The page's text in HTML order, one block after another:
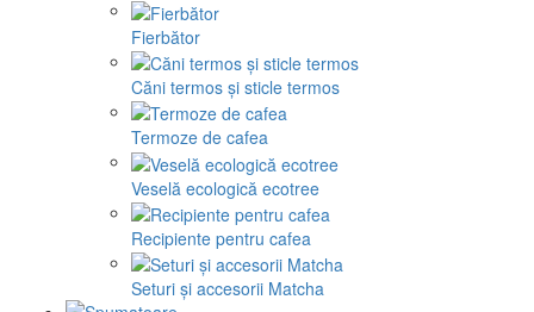
Fierbător
Căni termos și sticle termos
Termoze de cafea
Veselă ecologică ecotree
Recipiente pentru cafea
Seturi și accesorii Matcha